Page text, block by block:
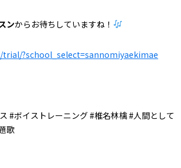
ンからお待ちしていますね！
?school_select=sannomiyaekimae
#ボイストレーニング#椎名林檎#人間として
歌